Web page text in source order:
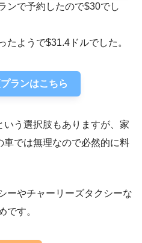
ンで予約したので$30でし
たようで$31.4ドルでした。
ランはこちら
う選択肢もありますが、家
では無理なので必然的に料
ーやチャーリーズタクシーな
です。